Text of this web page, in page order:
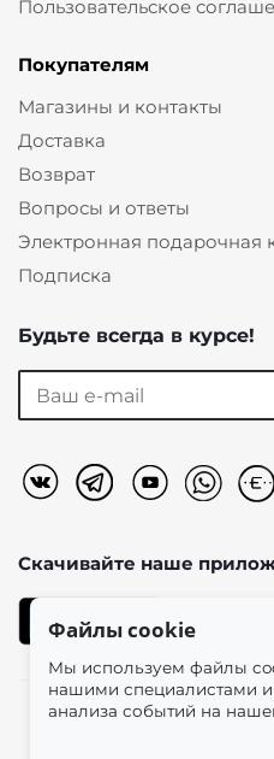
Пользовательское
Покупателям
Магазины и контакты
Доставка
Возврат
Вопросы и ответы
Электронная подарочная
Подписка
Будьте всегда в курсе!
Скачивайте наше
Файлы cookie
Мы используем файлы
нашими специалистами
анализа событий на